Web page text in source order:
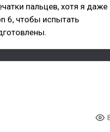
пальцев, хотя я даже
6, чтобы испытать